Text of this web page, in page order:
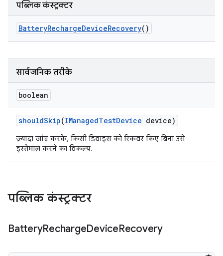
पब्लिक कंस्ट्रक्टर
BatteryRechargeDeviceRecovery()
सार्वजनिक तरीके
boolean
shouldSkip(IManagedTestDevice device)
ज़्यादा जांच करके, किसी डिवाइस को रिकवर किए बिना उसे
इस्तेमाल करने का विकल्प.
पब्लिक कंस्ट्रक्टर
BatteryRechargeDeviceRecovery